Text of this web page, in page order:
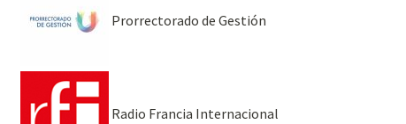
Prorrectorado de Gestión
Radio Francia Internacional